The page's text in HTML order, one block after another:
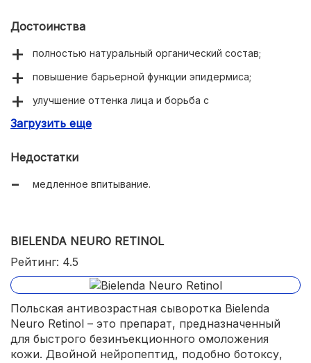
Достоинства
полностью натуральный органический состав;
повышение барьерной функции эпидермиса;
улучшение оттенка лица и борьба с
глубокое увлажнение кожи;
комфортная гелевая текстура;
доступная цена.
Загрузить еще
Недостатки
медленное впитывание.
BIELENDA NEURO RETINOL
Рейтинг: 4.5
Польская антивозрастная сыворотка Bielenda
Neuro Retinol – это препарат, предназначенный
для быстрого безинъекционного омоложения
кожи. Двойной нейропептид, подобно ботоксу,